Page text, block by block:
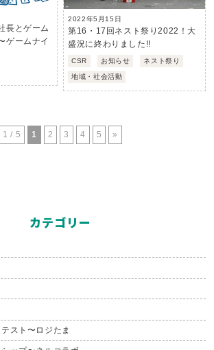
長とゲーム
ゲームナイ
2022年5月15日
第16・17回ネスト祭り2022！大
盛況に終わりました!!
CSR お知らせ ネスト祭り
地域・社会活動
1 / 5 1 2 3 4 5 »
カテゴリー
スト〜ロジたま